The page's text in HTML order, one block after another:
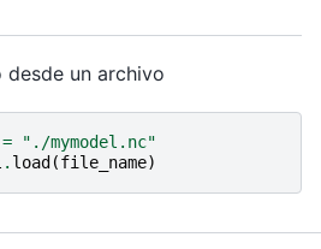
desde un archivo
=
"./mymodel.nc"
. load (file_name)